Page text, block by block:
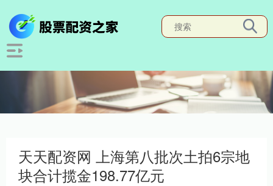
天天配资网 上海第八批次土拍6宗地
块合计揽金198.77亿元